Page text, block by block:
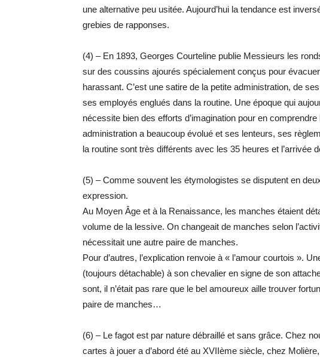
une alternative peu usitée. Aujourd’hui la tendance est
grebies de rapponses.
(4) – En 1893, Georges Courteline publie Messieurs les
sur des coussins ajourés spécialement conçus pour
harassant. C’est une satire de la petite administration, de
ses employés englués dans la routine. Une époque qui
nécessite bien des efforts d’imagination pour en comprendre
administration a beaucoup évolué et ses lenteurs, ses
la routine sont très différents avec les 35 heures et l’arrivée
(5) – Comme souvent les étymologistes se disputent en
expression.
Au Moyen Âge et à la Renaissance, les manches étaient
volume de la lessive. On changeait de manches selon
nécessitait une autre paire de manches.
Pour d’autres, l’explication renvoie à « l’amour courtois ».
(toujours détachable) à son chevalier en signe de son
sont, il n’était pas rare que le bel amoureux aille trouver
paire de manches…
(6) – Le fagot est par nature débraillé et sans grâce. Chez
cartes à jouer a d’abord été au XVIIème siècle, chez